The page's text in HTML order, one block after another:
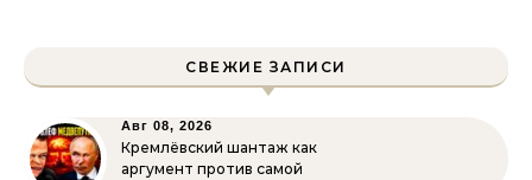
СВЕЖИЕ ЗАПИСИ
Авг 08, 2026
Кремлёвский шантаж как
аргумент против самой